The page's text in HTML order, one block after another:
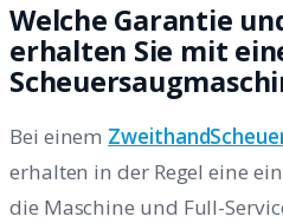
Welche Garantie
erhalten Sie mit
Bei einem
erhalten in der Regel eine
die Maschine und Full-